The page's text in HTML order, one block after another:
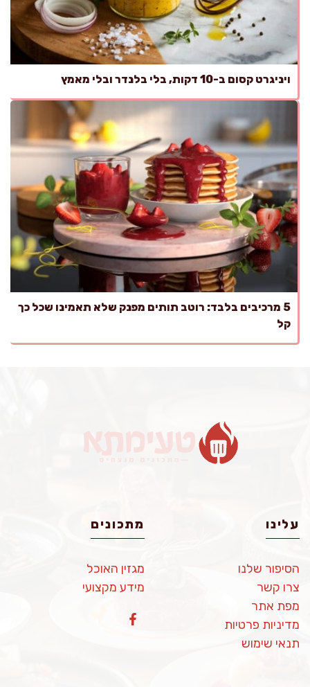
ויניגרט קסום ב-10 דקות, בלי בלנדר ובלי מאמץ
5 מרכיבים בלבד: רוטב תותים מפנק שלא תאמינו שכל כך
קל
עלינו
הסיפור שלנו
צרו קשר
מפת אתר
מדיניות פרטיות
תנאי שימוש
מתכונים
מגזין האוכל
מידע מקצועי